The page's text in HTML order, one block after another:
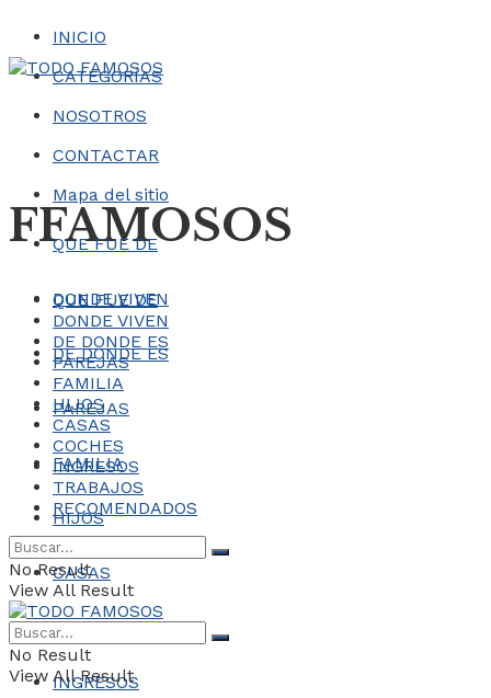
INICIO
CATEGORÍAS
NOSOTROS
CONTACTAR
Mapa del sitio
FFAMOSOS
QUE FUE DE
DONDE VIVEN
DE DONDE ES
PAREJAS
FAMILIA
HIJOS
CASAS
COCHES
INGRESOS
QUE FUE DE
DONDE VIVEN
DE DONDE ES
PAREJAS
FAMILIA
HIJOS
CASAS
COCHES
INGRESOS
TRABAJOS
RECOMENDADOS
No Result
View All Result
No Result
View All Result